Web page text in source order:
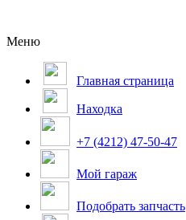
Меню
Главная страница
Находка
+7 (4212) 47-50-47
Мой гараж
Подобрать запчасть